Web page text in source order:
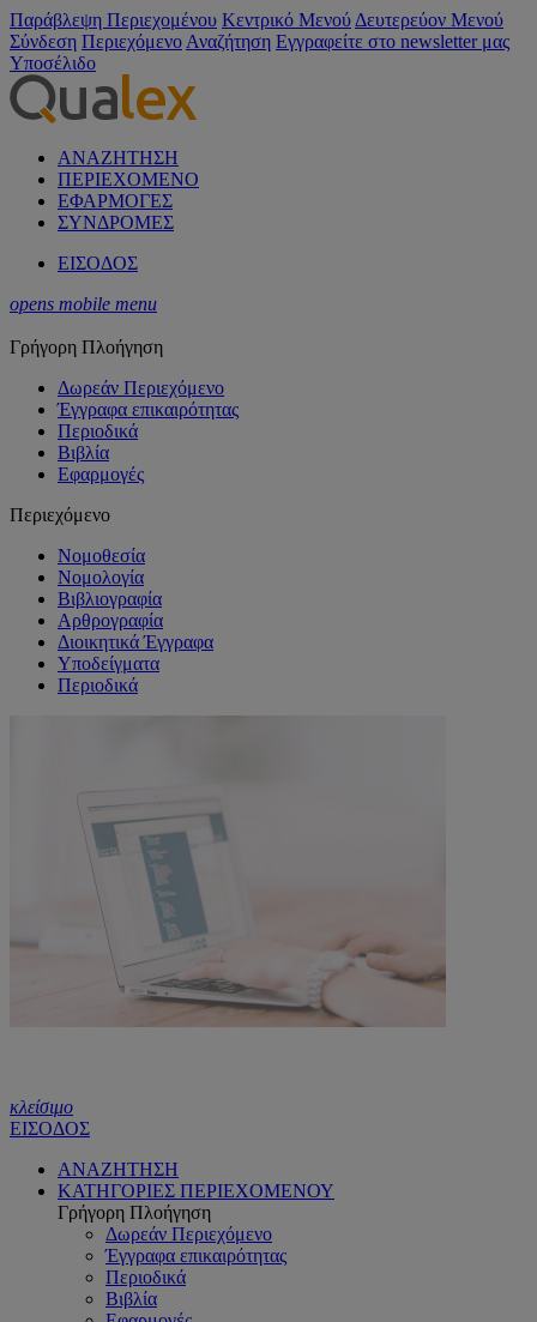
Παράβλεψη Περιεχομένου Κεντρικό Μενού Δευτερεύον Μενού
Σύνδεση Περιεχόμενο Αναζήτηση Εγγραφείτε στο newsletter μας
Υποσέλιδο
ΑΝΑΖΗΤΗΣΗ
ΠΕΡΙΕΧΟΜΕΝΟ
ΕΦΑΡΜΟΓΕΣ
ΣΥΝΔΡΟΜΕΣ
ΕΙΣΟΔΟΣ
opens mobile menu
Γρήγορη Πλοήγηση
Δωρεάν Περιεχόμενο
Έγγραφα επικαιρότητας
Περιοδικά
Βιβλία
Εφαρμογές
Περιεχόμενο
Νομοθεσία
Νομολογία
Βιβλιογραφία
Αρθρογραφία
Διοικητικά Έγγραφα
Υποδείγματα
Περιοδικά
κλείσιμο
ΕΙΣΟΔΟΣ
ΑΝΑΖΗΤΗΣΗ
ΚΑΤΗΓΟΡΙΕΣ ΠΕΡΙΕΧΟΜΕΝΟΥ
Γρήγορη Πλοήγηση
Δωρεάν Περιεχόμενο
Έγγραφα επικαιρότητας
Περιοδικά
Βιβλία